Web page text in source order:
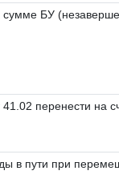
БУ
41.02 перенести на
в пути при